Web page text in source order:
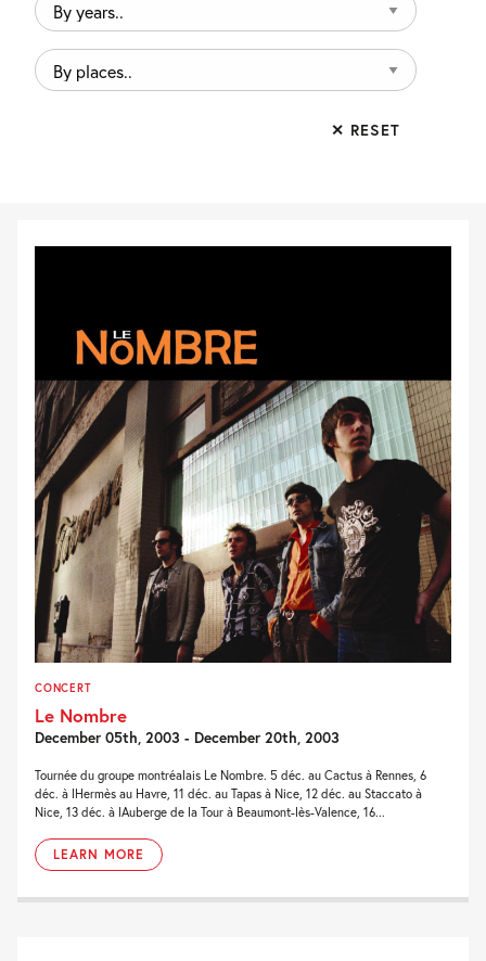
years..
By
places..
✕ RESET
CONCERT
Le Nombre
December 05th, 2003 - December 20th, 2003
Tournée du groupe montréalais Le Nombre. 5 déc. au Cactus à Rennes, 6
déc. à lHermès au Havre, 11 déc. au Tapas à Nice, 12 déc. au Staccato à
Nice, 13 déc. à lAuberge de la Tour à Beaumont-lès-Valence, 16...
LEARN MORE